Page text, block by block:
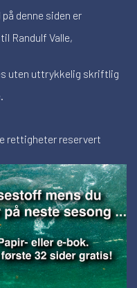
denne siden er
Randulf Valle,
uten uttrykkelig skriftlig
rettigheter reservert